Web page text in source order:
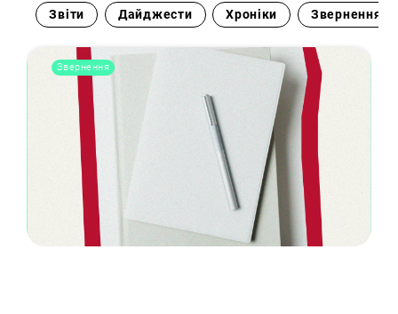
Звіти Дайджести Хроніки Звернення
Звернення